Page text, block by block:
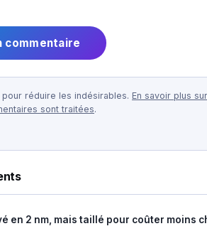
réduire les indésirables. En savoir plus
sont traitées.
en 2 nm, mais taillé pour coûter moins